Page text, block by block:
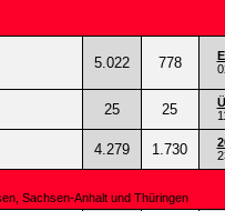
5.022 778
25 25
4.279 1.730
Sachsen-Anhalt und Thüringen